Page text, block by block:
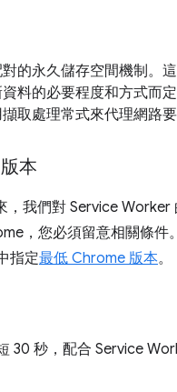
的永久儲存空間機制。
料的必要程度和方式而
取處理常式來代理網路
本
，我們對 Service
，您必須留意相關條
指定最低 Chrome 版本。
30 秒，配合 Service